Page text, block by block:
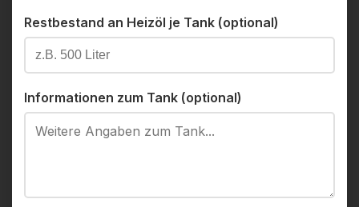
Restbestand an Heizöl je Tank (optional)
Informationen zum Tank (optional)